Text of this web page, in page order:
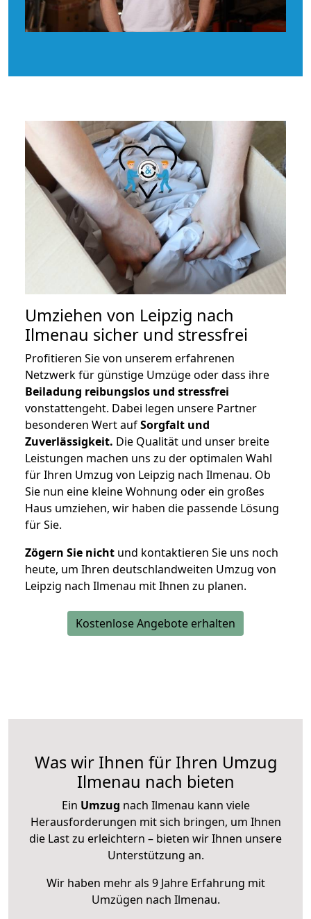
Umziehen von Leipzig nach
Ilmenau sicher und stressfrei
Profitieren Sie von unserem erfahrenen
Netzwerk für günstige Umzüge oder dass ihre
Beiladung reibungslos und stressfrei
vonstattengeht. Dabei legen unsere Partner
besonderen Wert aufSorgfalt und
Zuverlässigkeit. Die Qualität und unser breite
Leistungen machen uns zu der optimalen Wahl
für Ihren Umzug von Leipzig nach Ilmenau. Ob
Sie nun eine kleine Wohnung oder ein großes
Haus umziehen, wir haben die passende Lösung
für Sie.
Zögern Sie nicht und kontaktieren Sie uns noch
heute, um Ihren deutschlandweiten Umzug von
Leipzig nach Ilmenau mit Ihnen zu planen.
Kostenlose Angebote erhalten
Was wir Ihnen für Ihren Umzug
Ilmenau nach bieten
Ein Umzug nach Ilmenau kann viele
Herausforderungen mit sich bringen, um Ihnen
die Last zu erleichtern – bieten wir Ihnen unsere
Unterstützung an.
Wir haben mehr als 9 Jahre Erfahrung mit
Umzügen nach Ilmenau.